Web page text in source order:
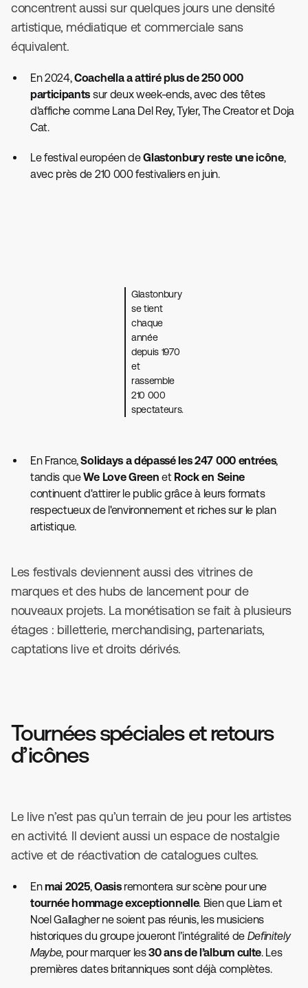
concentrent aussi sur quelques jours une densité
artistique, médiatique et commerciale sans
équivalent.
En 2024,Coachella a attiré plus de 250 000
participants sur deux week-ends, avec des têtes
d'affiche comme Lana Del Rey, Tyler, The Creator et Doja
Cat.
Le festival européen deGlastonbury reste une icône,
avec près de 210 000 festivaliers en juin.
Glastonbury
se tient
chaque
année
depuis 1970
et
rassemble
210 000
spectateurs.
En France,Solidays a dépassé les 247 000 entrées,
tandis queWe Love Green et Rock en Seine
continuent d'attirer le public grâce à leurs formats
respectueux de l'environnement et riches sur le plan
artistique.
Les festivals deviennent aussi des vitrines de
marques et des hubs de lancement pour de
nouveaux projets. La monétisation se fait à plusieurs
étages : billetterie, merchandising, partenariats,
captations live et droits dérivés.
Tournées spéciales et retours
d’icônes
Le live n’est pas qu’un terrain de jeu pour les artistes
en activité. Il devient aussi un espace de nostalgie
active et de réactivation de catalogues cultes.
Enmai 2025,Oasisremontera sur scène pour une
tournée hommage exceptionnelle. Bien que Liam et
Noel Gallagher ne soient pas réunis, les musiciens
historiques du groupe joueront l’intégralité de Definitely
Maybe, pour marquer les30 ans de l’album culte. Les
premières dates britanniques sont déjà complètes.